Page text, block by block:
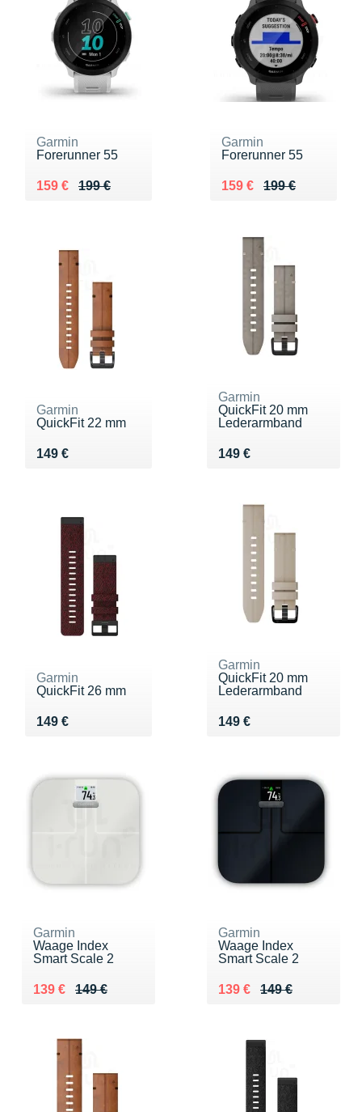
Garmin
Forerunner 55
199 €
Au lieu de 199 €
159 €
Vendu 159 €
Garmin
Forerunner 55
199 €
Au lieu de 199 €
159 €
Vendu 159 €
Garmin
QuickFit 22 mm
149 €
Vendu 149 €
Garmin
QuickFit 20 mm
Lederarmband
149 €
Vendu 149 €
Garmin
QuickFit 26 mm
149 €
Vendu 149 €
Garmin
QuickFit 20 mm
Lederarmband
149 €
Vendu 149 €
Garmin
Waage Index
Smart Scale 2
149 €
Au lieu de 149 €
139 €
Vendu 139 €
Garmin
Waage Index
Smart Scale 2
149 €
Au lieu de 149 €
139 €
Vendu 139 €